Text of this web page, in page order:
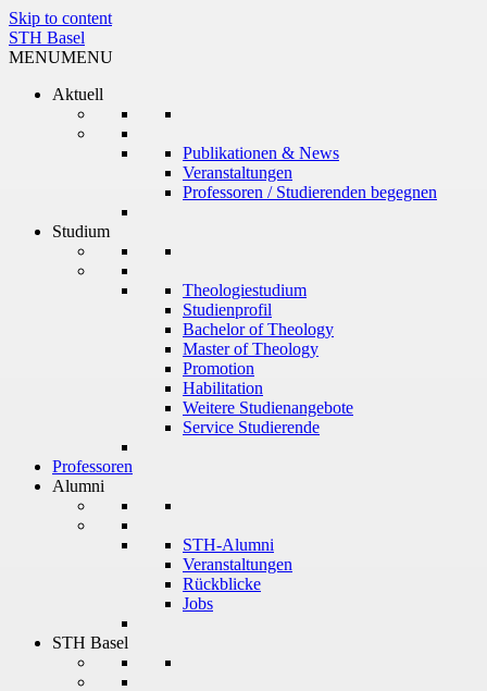
Skip to content
STH Basel
MENUMENU
Aktuell
Publikationen & News
Veranstaltungen
Professoren / Studierenden begegnen
Studium
Theologiestudium
Studienprofil
Bachelor of Theology
Master of Theology
Promotion
Habilitation
Weitere Studienangebote
Service Studierende
Professoren
Alumni
STH-Alumni
Veranstaltungen
Rückblicke
Jobs
STH Basel